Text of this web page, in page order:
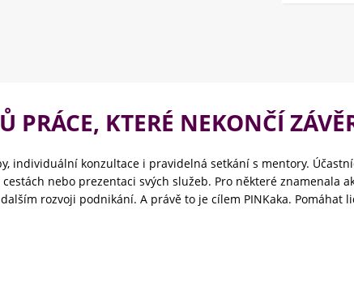
PRÁCE, KTERÉ NEKONČÍ
individuální konzultace i pravidelná setkání s mentory.
nebo prezentaci svých služeb. Pro některé
rozvoji podnikání. A právě to je cílem PINKaka.